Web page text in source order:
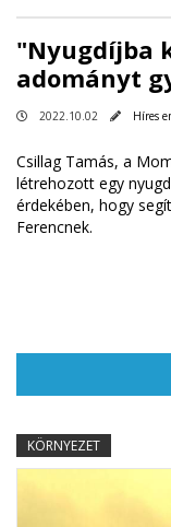
"Nyugdíjba
adományt
2022.10.02 Híres
Csillag Tamás, a
létrehozott egy
érdekében, hogy
Ferencnek.
KÖRNYEZET